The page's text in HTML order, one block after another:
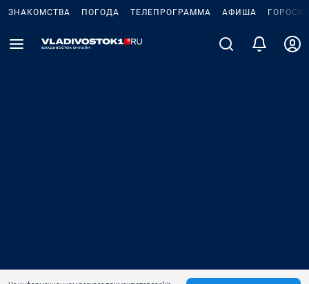
ЗНАКОМСТВА ПОГОДА ТЕЛЕПРОГРАММА АФИША